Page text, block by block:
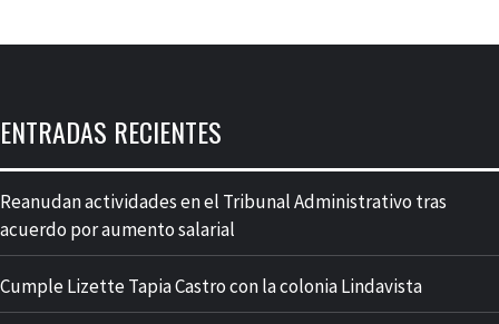
ENTRADAS RECIENTES
Reanudan actividades en el Tribunal Administrativo tras
acuerdo por aumento salarial
Cumple Lizette Tapia Castro con la colonia Lindavista